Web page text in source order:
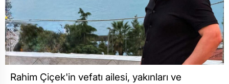
Rahim Çiçek'in vefatı ailesi, yakınları ve